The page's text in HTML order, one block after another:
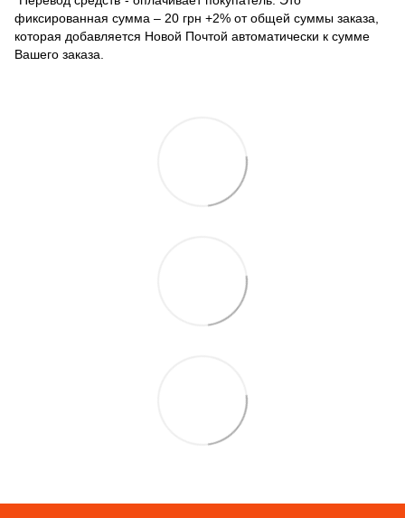
фиксированная сумма – 20 грн +2% от общей суммы заказа,
которая добавляется Новой Почтой автоматически к сумме
Вашего заказа.